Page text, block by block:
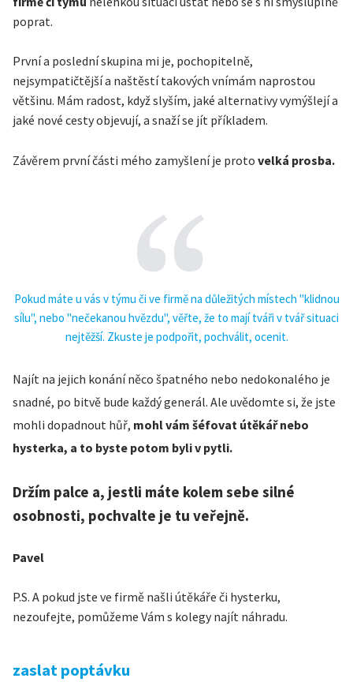
poprat.
První a poslední skupina mi je, pochopitelně,
nejsympatičtější a naštěstí takových vnímám naprostou
většinu. Mám radost, když slyším, jaké alternativy vymýšlejí a
jaké nové cesty objevují, a snaží se jít příkladem.
Závěrem první části mého zamyšlení je proto velká prosba.
Pokud máte u vás v týmu či ve firmě na důležitých místech "klidnou
sílu", nebo "nečekanou hvězdu", věřte, že to mají tváři v tvář situaci
nejtěžší. Zkuste je podpořit, pochválit, ocenit.
Najít na jejich konání něco špatného nebo nedokonalého je
snadné, po bitvě bude každý generál. Ale uvědomte si, že jste
mohli dopadnout hůř, mohl vám šéfovat útěkář nebo
hysterka, a to byste potom byli v pytli.
Držím palce a, jestli máte kolem sebe silné
osobnosti, pochvalte je tu veřejně.
Pavel
P.S. A pokud jste ve firmě našli útěkáře či hysterku,
nezoufejte, pomůžeme Vám s kolegy najít náhradu.
zaslat poptávku